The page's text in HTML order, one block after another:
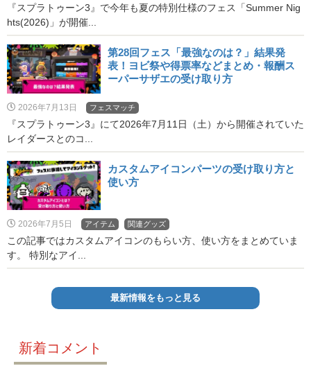
『スプラトゥーン3』で今年も夏の特別仕様のフェス「Summer Nig
hts(2026)」が開催...
第28回フェス「最強なのは？」結果発
表！ヨビ祭や得票率などまとめ・報酬ス
ーパーサザエの受け取り方
2026年7月13日 フェスマッチ
『スプラトゥーン3』にて2026年7月11日（土）から開催されていた
レイダースとのコ...
カスタムアイコンパーツの受け取り方と
使い方
2026年7月5日 アイテム 関連グッズ
この記事ではカスタムアイコンのもらい方、使い方をまとめていま
す。 特別なアイ...
最新情報をもっと見る
新着コメント